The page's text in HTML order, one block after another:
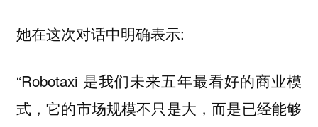
她在这次对话中明确表示:
“Robotaxi 是我们未来五年最看好的商业模
式，它的市场规模不只是大，而是已经能够